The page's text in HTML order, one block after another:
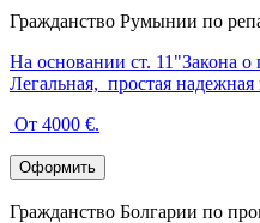
Гражданство Румынии по
На основании ст. 11"Закона
Легальная, простая
От 4000 €.
Оформить
Гражданство Болгарии по